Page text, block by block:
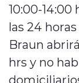
10:00-14:00
las 24
Braun
hrs y no